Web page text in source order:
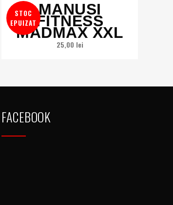
STOC
EPUIZAT
MANUSI
FITNESS
MADMAX XXL
25,00 lei
FACEBOOK